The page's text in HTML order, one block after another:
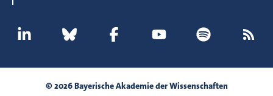
© 2026 Bayerische Akademie der Wissenschaften